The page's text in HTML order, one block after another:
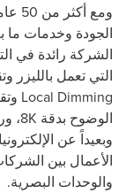
الجودة وخدمات ما
الشركة رائدة في
التي تعمل بالليزر
Local Dimming
الوضوح بدقة 8K،
وبعيداً عن
الأعمال بين
والوحدات البصرية.